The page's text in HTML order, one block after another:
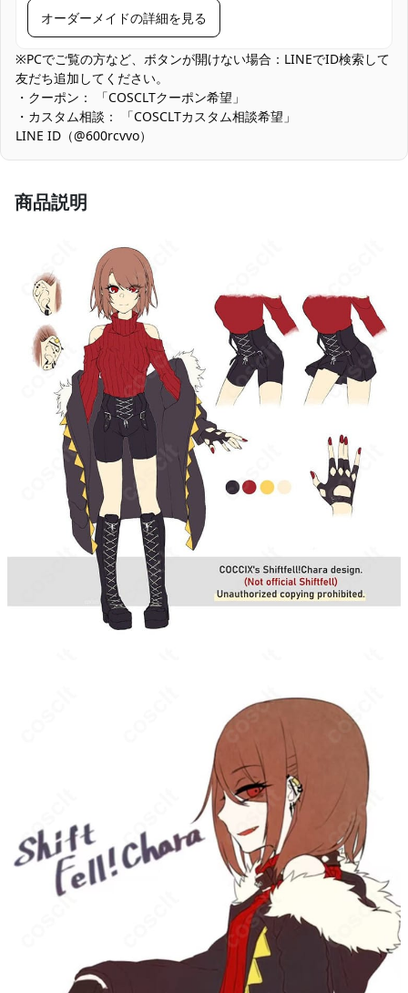
収納方法
他の衣類と同じく、清潔に乾燥を保ち、鋭
い物によっての破れを避けてください。
商品状態
新品未使用
厚みのあるツイル生地：形崩れを防ぎ撮影映えしますが、夏場の
屋外では体感温度が上がりやすいです。インナーを軽量化し、休
憩と水分補給をこまめに行ってください。
オーダーメイドの詳細を見る
※PCでご覧の方など、ボタンが開けない場合：LINEでID検索して
友だち追加してください。
・クーポン： 「COSCLTクーポン希望」
・カスタム相談： 「COSCLTカスタム相談希望」
LINE ID（@600rcvvo）
商品説明